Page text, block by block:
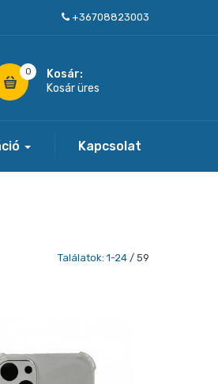
+36708823003
0
Kosár:
Kosár üres
Kapcsolat
Találatok: 1-24 / 59